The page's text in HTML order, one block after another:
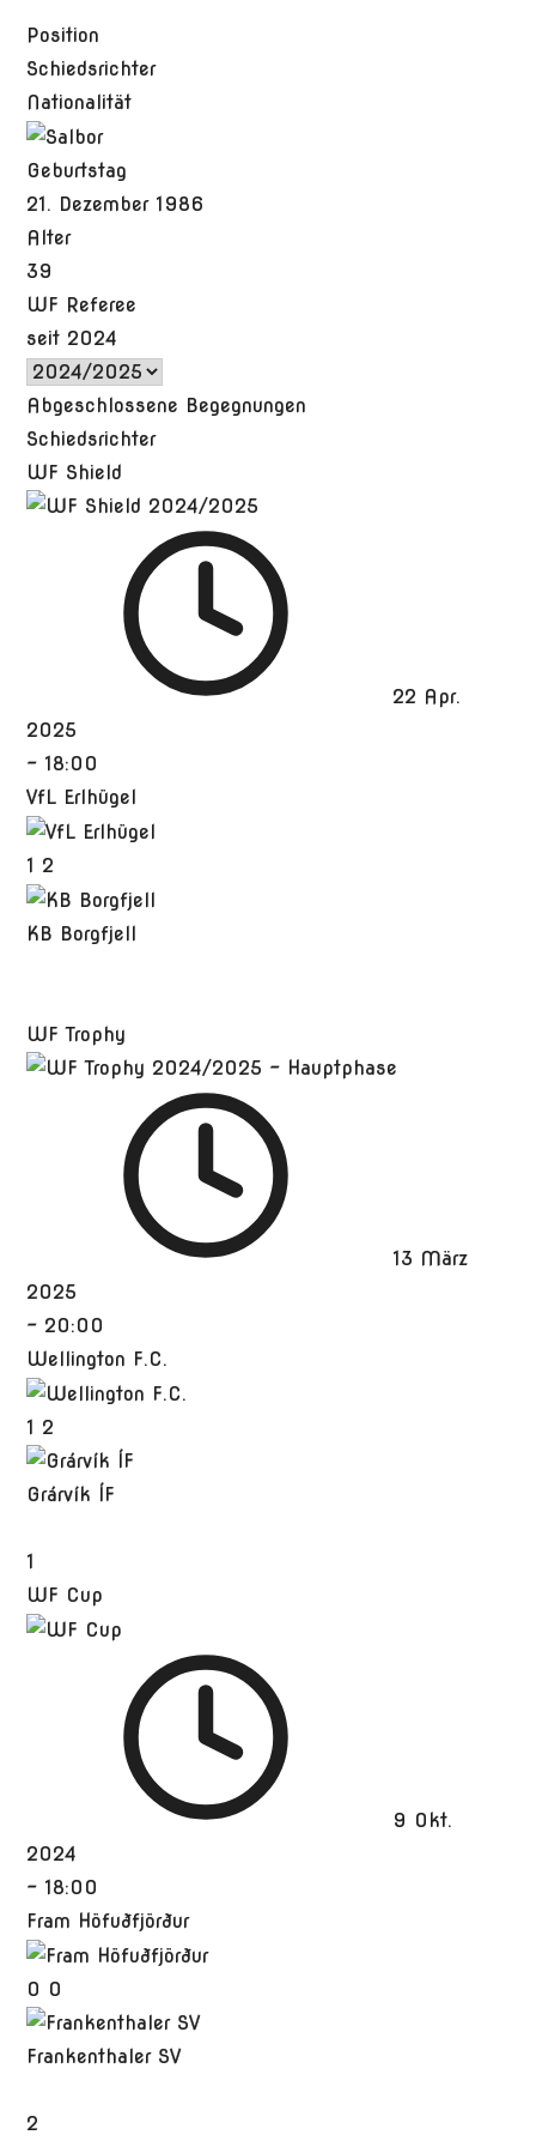
Position
Schiedsrichter
Nationalität
Geburtstag
21. Dezember 1986
Alter
39
WF Referee
seit 2024
Abgeschlossene Begegnungen
Schiedsrichter
WF Shield
22 Apr.
2025
- 18:00
VfL Erlhügel
1 2
KB Borgfjell
WF Trophy
13 März
2025
- 20:00
Wellington F.C.
1 2
Grárvík ÍF
1
WF Cup
9 Okt.
2024
- 18:00
Fram Höfuðfjörður
0 0
Frankenthaler SV
2